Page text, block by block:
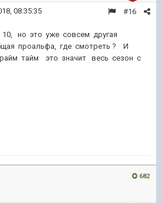
#16
08:35:35
но это уже совсем другая
проальфа, где смотреть ? И
тайм это значит весь сезон с
682